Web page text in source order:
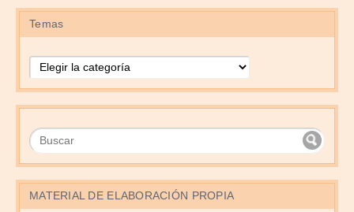
Temas
MATERIAL DE ELABORACIÓN PROPIA